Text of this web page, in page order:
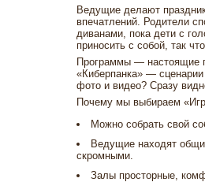
Ведущие делают
впечатлений. Родители
диванами, пока дети с
приносить с собой, так
Программы — настоящие
«Киберпанка» —
фото и видео? Сразу
Почему мы выбираем
Можно собрать свой
Ведущие находят
скромными.
Залы просторные,